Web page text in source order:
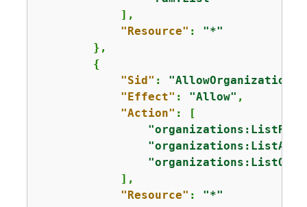
            ],
"Resource" : "*"
        },
{
"Sid" :
"Effect" : "Allow" ,
"Action" : [
            ],
"Resource" : "*"